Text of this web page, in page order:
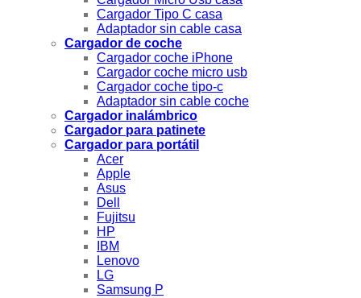
Cargador Tipo C casa
Adaptador sin cable casa
Cargador de coche
Cargador coche iPhone
Cargador coche micro usb
Cargador coche tipo-c
Adaptador sin cable coche
Cargador inalámbrico
Cargador para patinete
Cargador para portátil
Acer
Apple
Asus
Dell
Fujitsu
HP
IBM
Lenovo
LG
Samsung P